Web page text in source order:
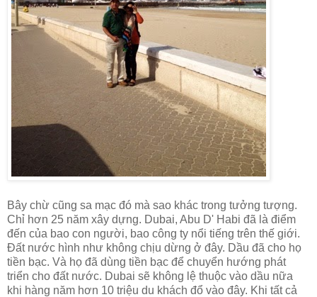
Bây chừ cũng sa mạc đó mà sao khác trong tưởng tượng.
Chỉ hơn 25 năm xây dựng. Dubai, Abu D' Habi đã là điểm
đến của bao con người, bao công ty nổi tiếng trên thế giới.
Đất nước hình như không chịu dừng ở đây. Dầu đã cho họ
tiền bạc. Và họ đã dùng tiền bạc để chuyển hướng phát
triển cho đất nước. Dubai sẽ không lệ thuộc vào dầu nữa
khi hàng năm hơn 10 triệu du khách đổ vào đây. Khi tất cả